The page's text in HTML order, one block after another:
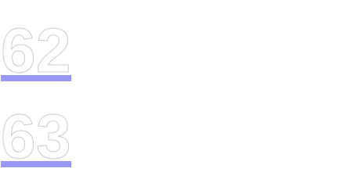
62
63